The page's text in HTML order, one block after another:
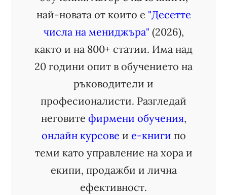
най-новата от които е "Десетте
числа на мениджъра" (2026),
както и на 800+ статии. Има над
20 години опит в обучението на
ръководители и
професионалисти. Разгледай
неговите фирмени обучения,
онлайн курсове и е-книги по
теми като управление на хора и
екипи, продажби и лична
ефективност.